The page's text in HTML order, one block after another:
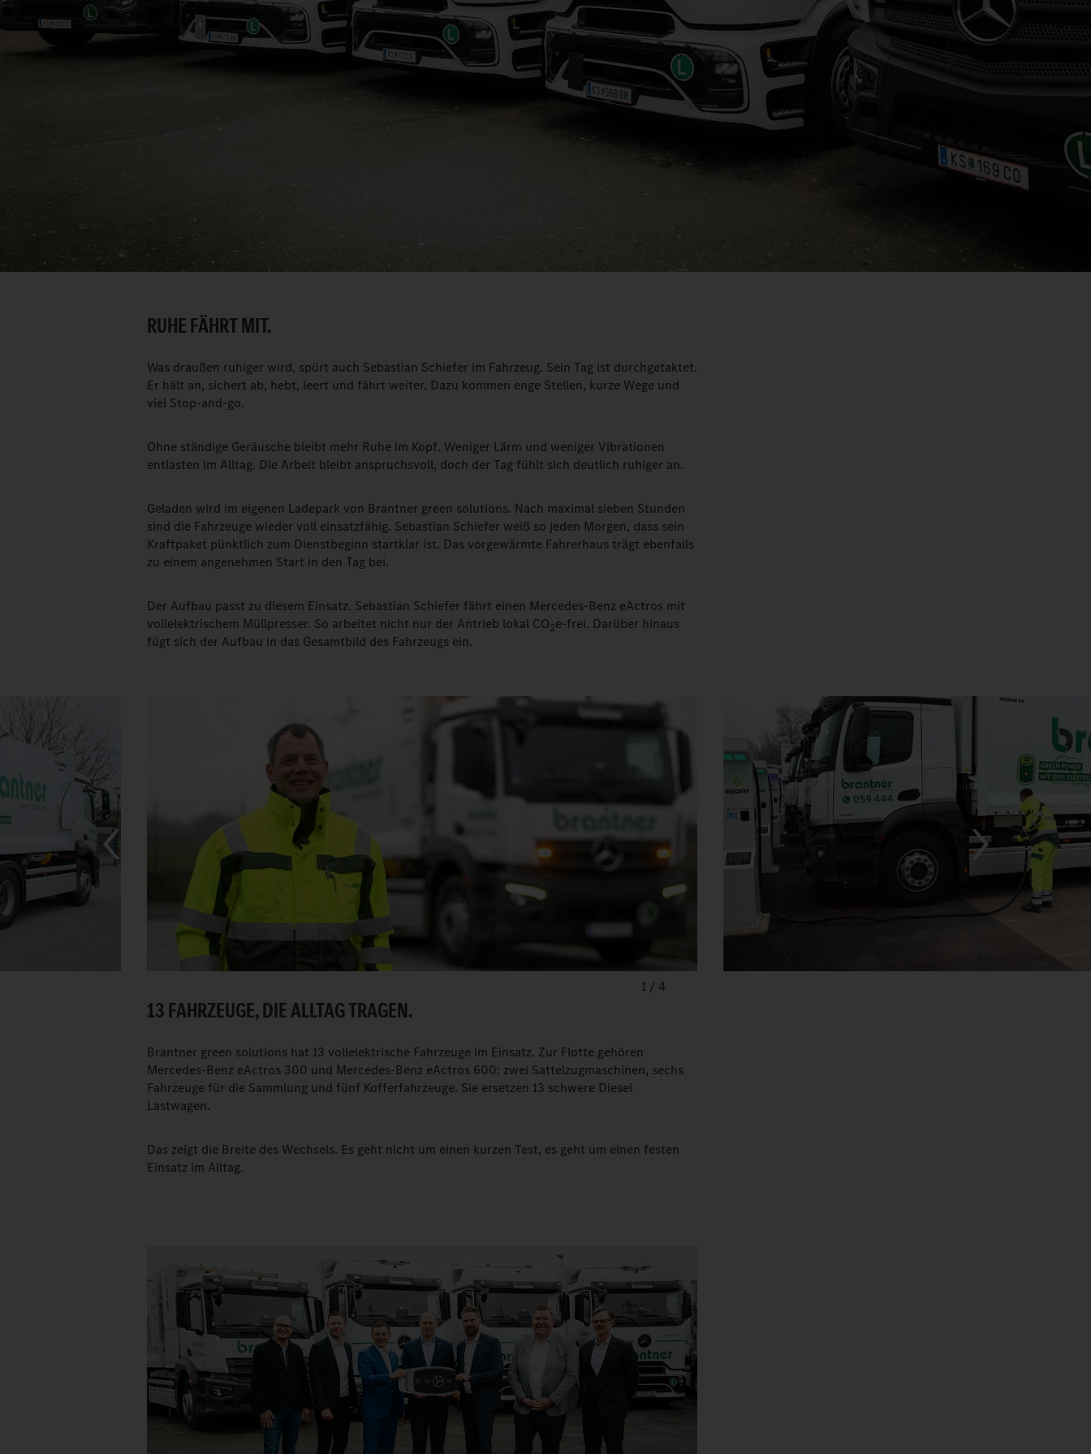
Video
RUHE FÄHRT MIT.
Was draußen ruhiger wird, spürt auch Sebastian Schiefer im Fahrzeug. Sein Tag ist durchgetaktet.
Er hält an, sichert ab, hebt, leert und fährt weiter. Dazu kommen enge Stellen, kurze Wege und
viel Stop-and-go.
Ohne ständige Geräusche bleibt mehr Ruhe im Kopf. Weniger Lärm und weniger Vibrationen
entlasten im Alltag. Die Arbeit bleibt anspruchsvoll, doch der Tag fühlt sich deutlich ruhiger an.
Geladen wird im eigenen Ladepark von Brantner green solutions. Nach maximal sieben Stunden
sind die Fahrzeuge wieder voll einsatzfähig. Sebastian Schiefer weiß so jeden Morgen, dass sein
Kraftpaket pünktlich zum Dienstbeginn startklar ist. Das vorgewärmte Fahrerhaus trägt ebenfalls
zu einem angenehmen Start in den Tag bei.
Der Aufbau passt zu diesem Einsatz. Sebastian Schiefer fährt einen Mercedes-Benz eActros mit
vollelektrischem Müllpresser. So arbeitet nicht nur der Antrieb lokal CO2e-frei. Darüber hinaus
fügt sich der Aufbau in das Gesamtbild des Fahrzeugs ein.
1 / 4
13 FAHRZEUGE, DIE ALLTAG TRAGEN.
Brantner green solutions hat 13 vollelektrische Fahrzeuge im Einsatz. Zur Flotte gehören
Mercedes-Benz eActros 300 und Mercedes-Benz eActros 600: zwei Sattelzugmaschinen, sechs
Fahrzeuge für die Sammlung und fünf Kofferfahrzeuge. Sie ersetzen 13 schwere Diesel
Lastwagen.
Das zeigt die Breite des Wechsels. Es geht nicht um einen kurzen Test, es geht um einen festen
Einsatz im Alltag.